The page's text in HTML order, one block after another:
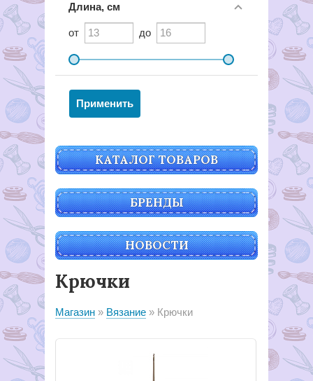
Длина, см
от до
КАТАЛОГ ТОВАРОВ
БРЕНДЫ
НОВОСТИ
Крючки
Магазин Вязание Крючки